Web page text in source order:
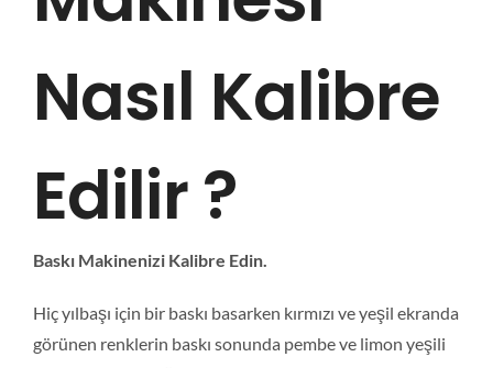
Nasıl Kalibre
Edilir ?
Baskı Makinenizi Kalibre Edin.
Hiç yılbaşı için bir baskı basarken kırmızı ve yeşil ekranda
görünen renklerin baskı sonunda pembe ve limon yeşili